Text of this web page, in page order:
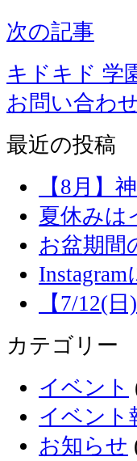
次の記事
キドキド 学
お問い合わ
最近の投稿
【8月】
夏休みは
お盆期間
【7/12(
カテゴリー
イベント
イベント
お知らせ